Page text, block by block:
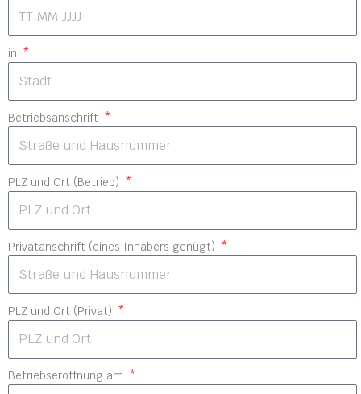
in
Betriebsanschrift
PLZ und Ort (Betrieb)
Privatanschrift (eines Inhabers genügt)
PLZ und Ort (Privat)
Betriebseröffnung am